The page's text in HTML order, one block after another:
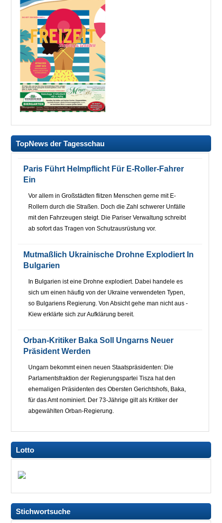
TopNews der Tagesschau
Paris Führt Helmpflicht Für E-Roller-Fahrer
Ein
Vor allem in Großstädten flitzen Menschen gerne mit E-
Rollern durch die Straßen. Doch die Zahl schwerer Unfälle
mit den Fahrzeugen steigt. Die Pariser Verwaltung schreibt
ab sofort das Tragen von Schutzausrüstung vor.
Mutmaßlich Ukrainische Drohne Explodiert In
Bulgarien
In Bulgarien ist eine Drohne explodiert. Dabei handele es
sich um einen häufig von der Ukraine verwendeten Typen,
so Bulgariens Regierung. Von Absicht gehe man nicht aus -
Kiew erklärte sich zur Aufklärung bereit.
Orban-Kritiker Baka Soll Ungarns Neuer
Präsident Werden
Ungarn bekommt einen neuen Staatspräsidenten: Die
Parlamentsfraktion der Regierungspartei Tisza hat den
ehemaligen Präsidenten des Obersten Gerichtshofs, Baka,
für das Amt nominiert. Der 73-Jährige gilt als Kritiker der
abgewählten Orban-Regierung.
Lotto
Stichwortsuche